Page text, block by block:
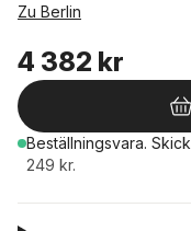
Zu Berlin
4 382 kr
Beställningsvara.
249 kr.